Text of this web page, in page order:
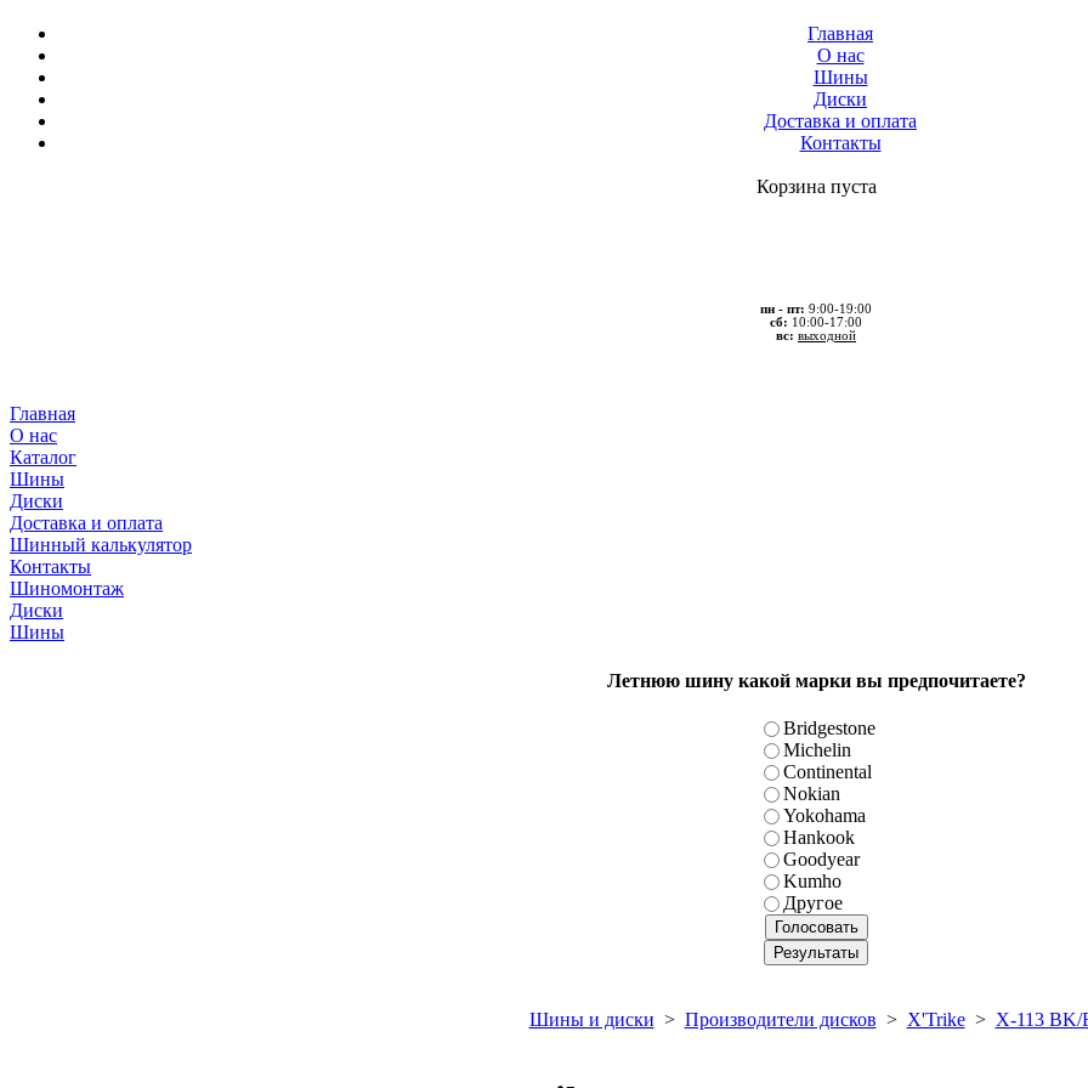
Главная
О нас
Шины
Диски
Доставка и оплата
Контакты
Корзина пуста
пн - пт: 9:00-19:00
сб: 10:00-17:00
вс: выходной
Главная
О нас
Каталог
Шины
Диски
Доставка и оплата
Шинный калькулятор
Контакты
Шиномонтаж
Диски
Шины
Летнюю шину какой марки вы предпочитаете?
Bridgestone
Michelin
Continental
Nokian
Yokohama
Hankook
Goodyear
Kumho
Другое
Шины и диски > Производители дисков > X'Trike> X-113 BK/